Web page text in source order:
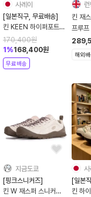
사레이
[일본직구, 무료배송]
킨 KEEN 하이퍼포트
H2스트랩 샌들 모노크
롬 릴리패드 그린 여성
샌들 1031748
170,400원
1 %168,400원
무료배송
킨 재
프루
해외
지금도쿄
[핑크스니커즈]
킨 W 재스퍼 스니커즈
사
[일본
킨 하